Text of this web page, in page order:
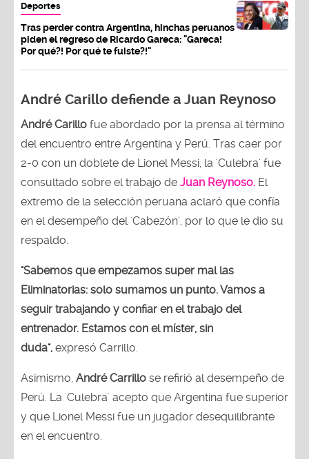
Deportes
Tras perder contra Argentina, hinchas peruanos
piden el regreso de Ricardo Gareca: "Gareca!
Por qué?! Por qué te fuiste?!"
André Carillo defiende a Juan Reynoso
André Carillo fue abordado por la prensa al término
del encuentro entre Argentina y Perú. Tras caer por
2-0 con un doblete de Lionel Messi, la 'Culebra' fue
consultado sobre el trabajo de Juan Reynoso. El
extremo de la selección peruana aclaró que confía
en el desempeño del 'Cabezón', por lo que le dio su
respaldo.
"Sabemos que empezamos super mal las
Eliminatorias: solo sumamos un punto. Vamos a
seguir trabajando y confiar en el trabajo del
entrenador. Estamos con el míster, sin
duda", expresó Carrillo.
Asimismo, André Carrillo se refirió al desempeño de
Perú. La 'Culebra' acepto que Argentina fue superior
y que Lionel Messi fue un jugador desequilibrante
en el encuentro.